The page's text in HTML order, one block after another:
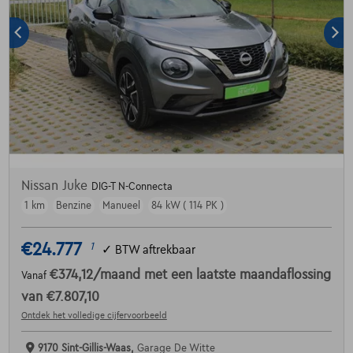
Nissan Juke DIG-T N-Connecta
1 km
Benzine Manueel 84 kW ( 114 PK )
€24.777 1 ✓ BTW aftrekbaar
Vanaf €374,12/maand met een laatste maandaflossing
van €7.807,10
Ontdek het volledige cijfervoorbeeld
9170 Sint-Gillis-Waas, Garage De Witte